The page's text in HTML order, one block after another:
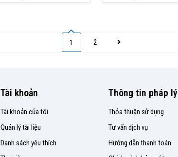
1 2
Tài khoản
Tài khoản của tôi
Quản lý tài liệu
Danh sách yêu thích
Thông tin pháp lý
Thỏa thuận sử dụng
Tư vấn dịch vụ
Hướng dẫn thanh toán